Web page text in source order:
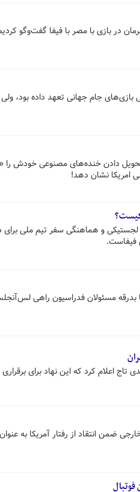
در بازی با مصر با فیفا گفت‌وگو
بازی‌های جام جهانی تعهد داده بود،
تحویل دادن خنده‌های مصنوعی خودش
امریکا نشان دهد!
کیست؟
و هماهنگی سفر تیم ملی برای
فیفاست.
با بدرقه مسئولان فدراسیون راهی
اعلام کرد که این نهاد برای
ضمن انتقاد از رفتار آمریکا به